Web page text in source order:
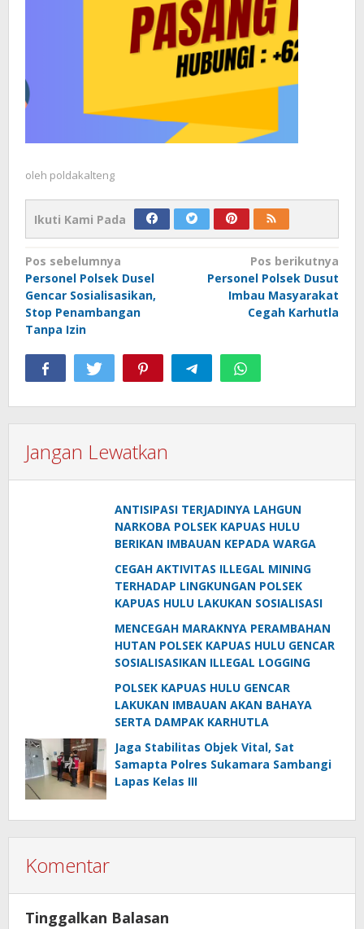
oleh poldakalteng
Ikuti Kami Pada
Navigasi
pos
Pos sebelumnya
Personel Polsek Dusel
Gencar Sosialisasikan,
Stop Penambangan
Tanpa Izin
Pos berikutnya
Personel Polsek Dusut
Imbau Masyarakat
Cegah Karhutla
Jangan Lewatkan
ANTISIPASI TERJADINYA LAHGUN
NARKOBA POLSEK KAPUAS HULU
BERIKAN IMBAUAN KEPADA WARGA
CEGAH AKTIVITAS ILLEGAL MINING
TERHADAP LINGKUNGAN POLSEK
KAPUAS HULU LAKUKAN SOSIALISASI
MENCEGAH MARAKNYA PERAMBAHAN
HUTAN POLSEK KAPUAS HULU GENCAR
SOSIALISASIKAN ILLEGAL LOGGING
POLSEK KAPUAS HULU GENCAR
LAKUKAN IMBAUAN AKAN BAHAYA
SERTA DAMPAK KARHUTLA
Jaga Stabilitas Objek Vital, Sat
Samapta Polres Sukamara Sambangi
Lapas Kelas III
Komentar
Tinggalkan Balasan